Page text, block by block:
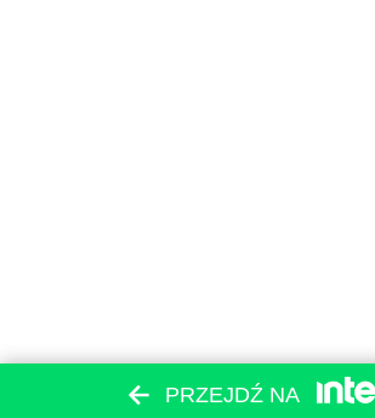
PRZEJDŹ NA